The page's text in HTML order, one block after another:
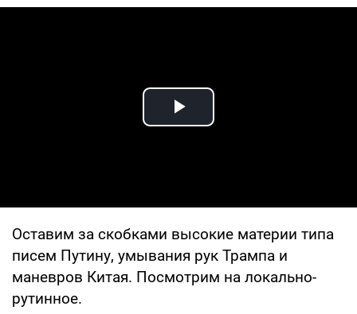
Play Video
Оставим за скобками высокие материи типа
писем Путину, умывания рук Трампа и
маневров Китая. Посмотрим на локально-
рутинное.